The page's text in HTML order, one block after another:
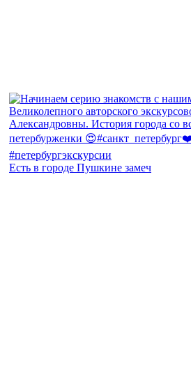
Есть в городе Пушкине замеч